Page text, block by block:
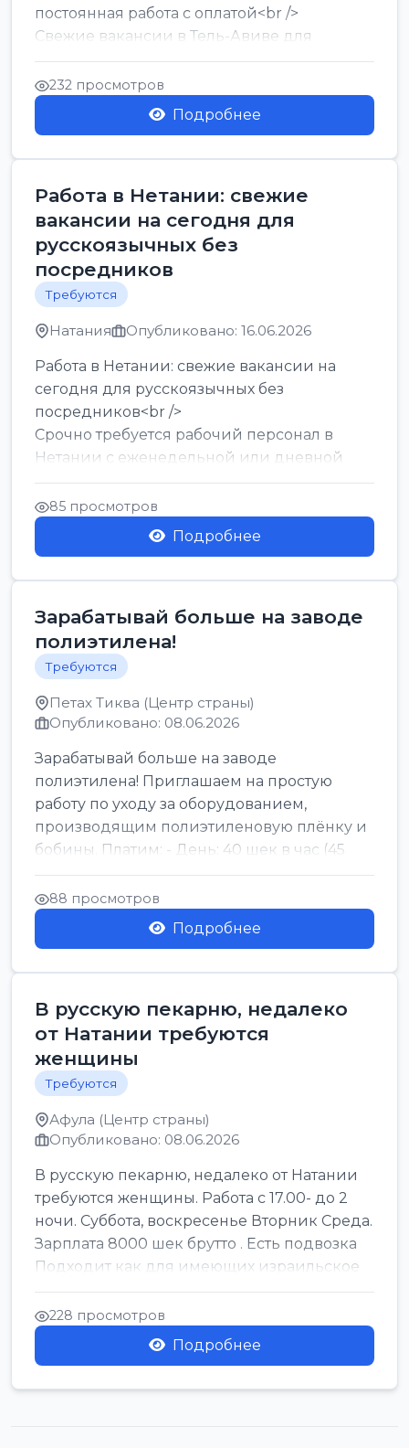
постоянная работа с оплатой<br />
Свежие вакансии в Тель-Авиве для
мужчин и женщин от хозя...
232 просмотров
Подробнее
Работа в Нетании: свежие
вакансии на сегодня для
русскоязычных без
посредников
Требуются
Натания Опубликовано: 16.06.2026
Работа в Нетании: свежие вакансии на
сегодня для русскоязычных без
посредников<br />
Срочно требуется рабочий персонал в
Нетании с еженедельной или дневной
оплатой<br />
Свежие вакансии в Нетании дл...
85 просмотров
Подробнее
Зарабатывай больше на заводе
полиэтилена!
Требуются
Петах Тиква (Центр страны)
Опубликовано: 08.06.2026
Зарабатывай больше на заводе
полиэтилена! Приглашаем на простую
работу по уходу за оборудованием,
производящим полиэтиленовую плёнку и
бобины. Платим: - День: 40 шек в час (45
для синих бумаг и виз) -...
88 просмотров
Подробнее
В русскую пекарню, недалеко
от Натании требуются
женщины
Требуются
Афула (Центр страны)
Опубликовано: 08.06.2026
В русскую пекарню, недалеко от Натании
требуются женщины. Работа с 17.00- до 2
ночи. Суббота, воскресенье Вторник Среда.
Зарплата 8000 шек брутто . Есть подвозка
Подходит как для имеющих израильское
г...
228 просмотров
Подробнее